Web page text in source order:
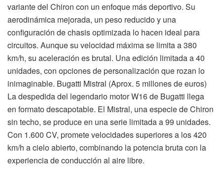
variante del Chiron con un enfoque más deportivo. Su
aerodinámica mejorada, un peso reducido y una
configuración de chasis optimizada lo hacen ideal para
circuitos. Aunque su velocidad máxima se limita a 380
km/h, su aceleración es brutal. Una edición limitada a 40
unidades, con opciones de personalización que rozan lo
inimaginable. Bugatti Mistral (Aprox. 5 millones de euros)
La despedida del legendario motor W16 de Bugatti llega
en formato descapotable. El Mistral, una especie de Chiron
sin techo, se produce en una serie limitada a 99 unidades.
Con 1.600 CV, promete velocidades superiores a los 420
km/h a cielo abierto, combinando la potencia bruta con la
experiencia de conducción al aire libre.